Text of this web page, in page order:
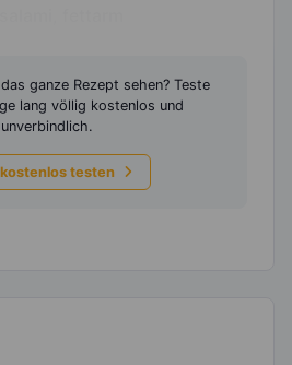
ganze Rezept sehen? Teste
lang völlig kostenlos und
unverbindlich.
testen